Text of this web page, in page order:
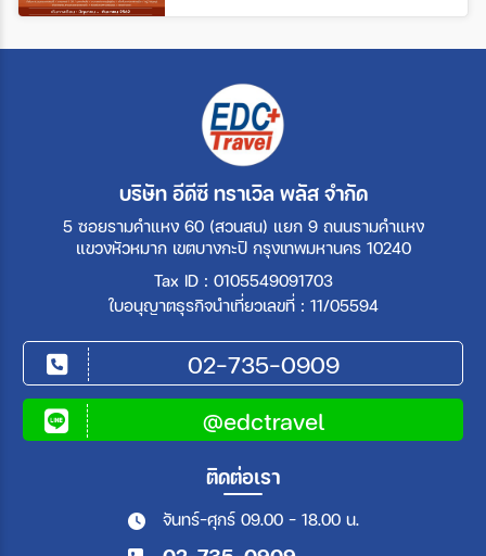
บริษัท อีดีซี ทราเวิล พลัส จำกัด
5 ซอยรามคำแหง 60 (สวนสน) แยก 9 ถนนรามคำแหง
แขวงหัวหมาก เขตบางกะปิ กรุงเทพมหานคร 10240
Tax ID : 0105549091703
ใบอนุญาตธุรกิจนำเที่ยวเลขที่ : 11/05594
02-735-0909
@edctravel
ติดต่อเรา
จันทร์-ศุกร์ 09.00 - 18.00 น.